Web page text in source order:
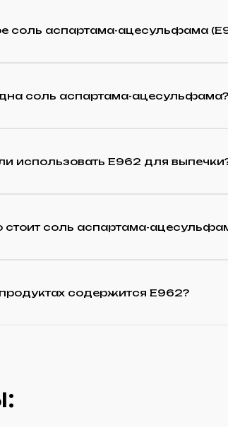
соль аспартама-ацесульфама
соль аспартама-ацесульфама?
использовать E962 для
стоит соль аспартама-
содержится E962?